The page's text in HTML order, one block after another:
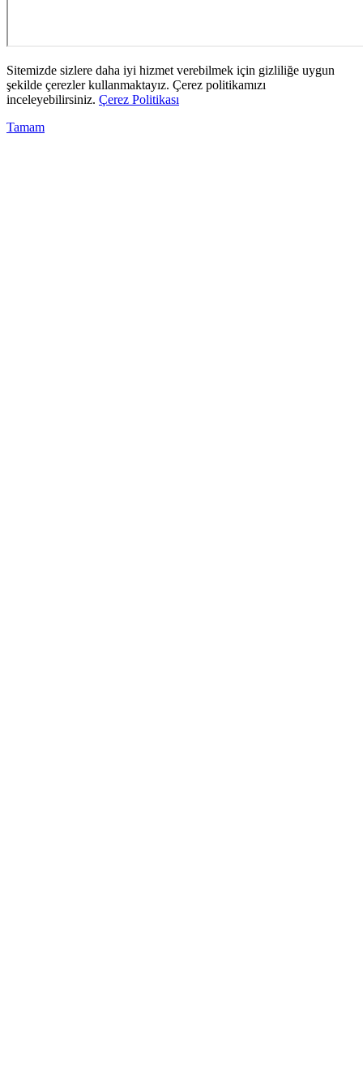
Sitemizde sizlere daha iyi hizmet verebilmek için gizliliğe uygun
şekilde çerezler kullanmaktayız. Çerez politikamızı
inceleyebilirsiniz. Çerez Politikası
Tamam